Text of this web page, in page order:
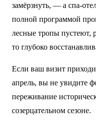
замёрзнуть, — а спа-
полной программой
лесные тропы пустеют,
то глубоко
Если ваш визит
апрель, вы не увидите
переживание
созерцательном сезоне.